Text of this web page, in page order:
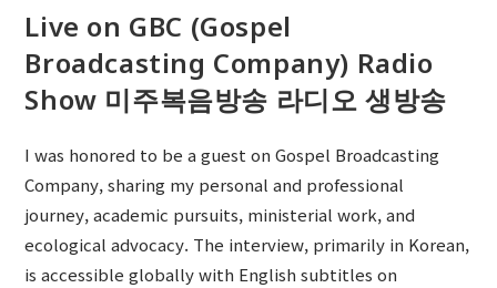
Live on GBC (Gospel
Broadcasting Company) Radio
Show 미주복음방송 라디오 생방송
I was honored to be a guest on Gospel Broadcasting
Company, sharing my personal and professional
journey, academic pursuits, ministerial work, and
ecological advocacy. The interview, primarily in Korean,
is accessible globally with English subtitles on